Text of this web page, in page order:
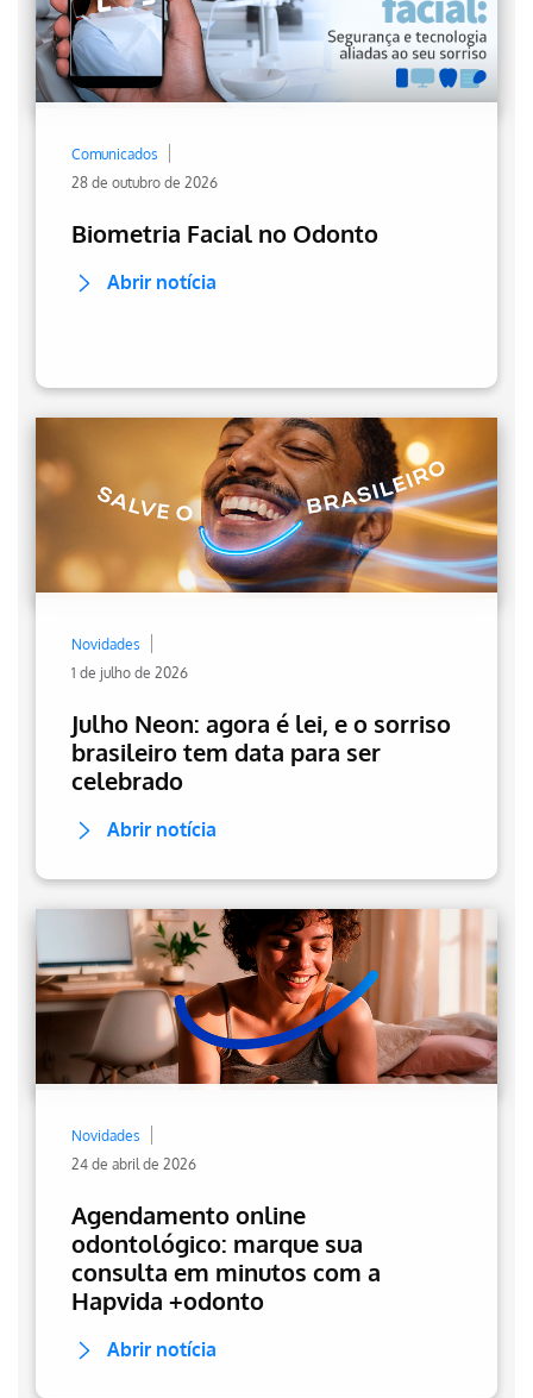
Comunicados
28 de outubro de 2026
Biometria Facial no Odonto
Abrir notícia
Novidades
1 de julho de 2026
Julho Neon: agora é lei, e o sorriso
brasileiro tem data para ser
celebrado
Abrir notícia
Novidades
24 de abril de 2026
Agendamento online
odontológico: marque sua
consulta em minutos com a
Hapvida +odonto
Abrir notícia